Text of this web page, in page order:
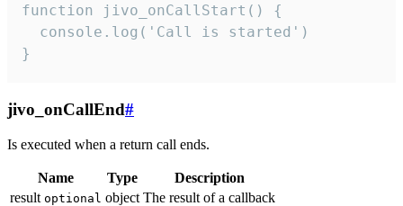
function jivo_onCallStart() {
  console.log('Call is started')
}
jivo_onCallEnd#
Is executed when a return call ends.
Name Type
Description
result optional object The result of a callback